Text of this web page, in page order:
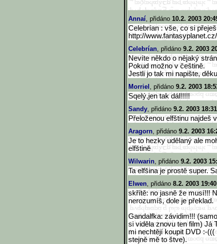
Annaí, přidáno 10.2. 2003
Celebrían : vše, co si
http://
Celebrían, přidáno 9.2. 2003
Nevíte někdo o nějaký
Pokud možno v češtině.
Jestli jo tak mi napište,
Morriel , přidáno 9.2. 2003
Sqelý,jen tak dál!!!!!
Sandy, přidáno 9.2. 2003
Přeloženou elfštinu najdeš
Aragorn, přidáno 9.2. 2003
Je to hezky udělaný ale
elfštině
Wilwarin, přidáno 9.2. 2003
Ta elfšina je prostě super.
Elwen, přidáno 8.2. 2003
skřítě: no jasně že musí!!!
nerozumíš, dole je překlad.
Gandalfka: závidim!!!
si viděla znovu ten film) Já
mi nechtějí koupit DVD :-
stejně mě to štve).